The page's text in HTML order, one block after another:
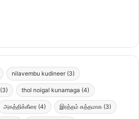
nilavembu kudineer (3)
(3) thol noigal kunamaga (4)
அகத்திக்கீரை (4) இரத்தம் சுத்தமாக (3)